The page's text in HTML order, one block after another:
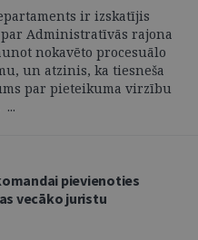
ir izskatījis
Administratīvās rajona
nokavēto procesuālo
un atzinis, ka tiesneša
par pieteikuma virzību
pievienoties
vecāko juristu